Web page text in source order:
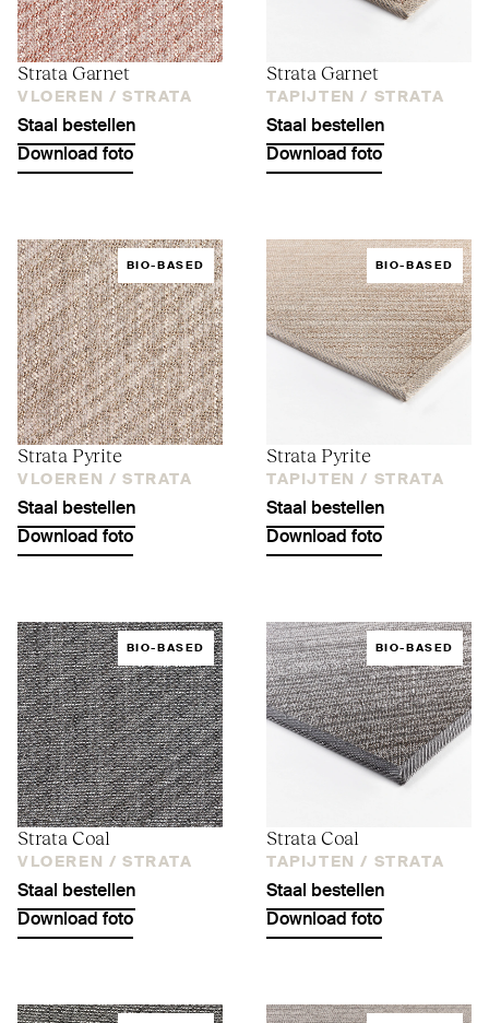
Strata Garnet
VLOEREN / STRATA
Staal bestellen
Download foto
Strata Garnet
TAPIJTEN / STRATA
Staal bestellen
Download foto
BIO-BASED
Strata Pyrite
VLOEREN / STRATA
Staal bestellen
Download foto
BIO-BASED
Strata Pyrite
TAPIJTEN / STRATA
Staal bestellen
Download foto
BIO-BASED
Strata Coal
VLOEREN / STRATA
Staal bestellen
Download foto
BIO-BASED
Strata Coal
TAPIJTEN / STRATA
Staal bestellen
Download foto